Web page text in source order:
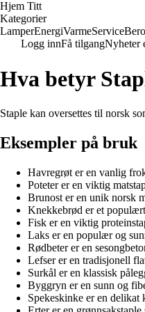
Hjem Titt
Kategorier
LamperEnergiVarmeService
Logg innFå tilgangNyheter
Hva betyr
Staple kan oversettes til norsk
Eksempler på bruk
Havregrøt er en vanlig
Poteter er en viktig
Brunost er en unik norsk
Knekkebrød er et
Fisk er en viktig
Laks er en populær og
Rødbeter er en
Lefser er en tradisjonell
Surkål er en klassisk
Byggryn er en sunn og
Spekeskinke er en delikat